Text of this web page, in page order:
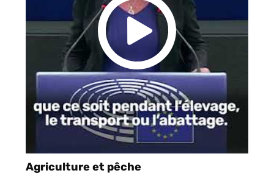
Agriculture et pêche